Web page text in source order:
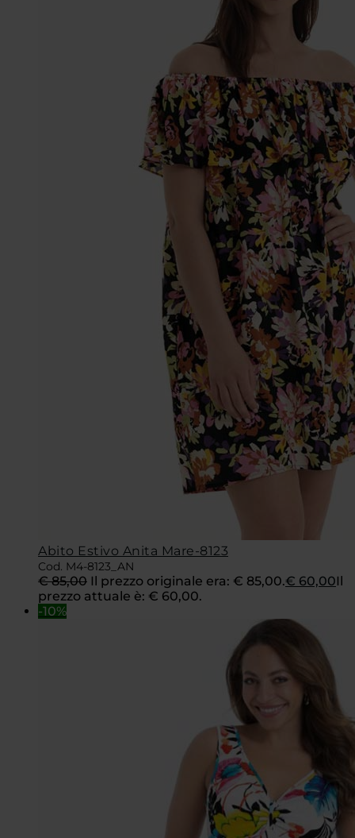
Abito Estivo Anita Mare-8123
Cod. M4-8123_AN
€85,00 Il prezzo originale era: € 85,00.€ 60,00Il
prezzo attuale è: € 60,00.
-10%